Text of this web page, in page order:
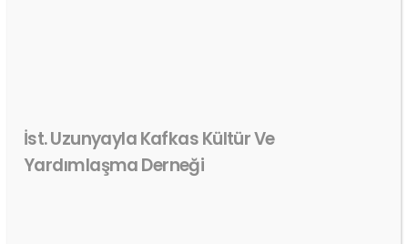
İst. Uzunyayla Kafkas Kültür Ve
Yardımlaşma Derneği